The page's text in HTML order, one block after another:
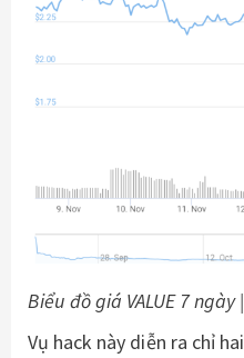
Biểu đồ giá VALUE 7
Vụ hack này diễn ra chỉ